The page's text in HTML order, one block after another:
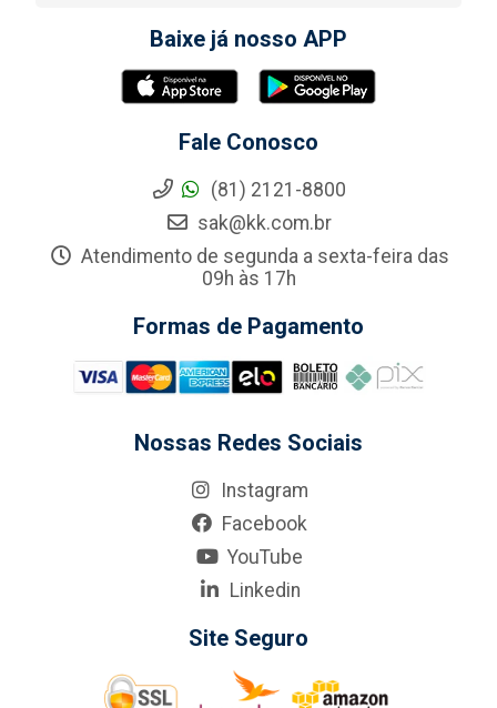
Baixe já nosso APP
Fale Conosco
(81) 2121-8800
sak@kk.com.br
Atendimento de segunda a sexta-feira das
09h às 17h
Formas de Pagamento
Nossas Redes Sociais
Instagram
Facebook
YouTube
Linkedin
Site Seguro